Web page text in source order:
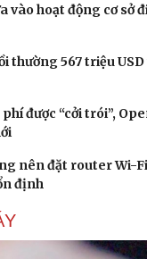
vào hoạt động cơ sở
thường 567 triệu
được “cởi trói”,
nên đặt router Wi-
định